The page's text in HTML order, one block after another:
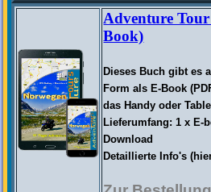
Adventure
Book)
Dieses Buch gibt es
Form als E-Book
das Handy oder
Lieferumfang: 1 x E-
Download
Detaillierte Info's